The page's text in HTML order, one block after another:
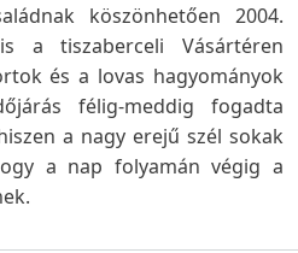
köszönhetően 2004.
a tiszaberceli Vásártéren
és a lovas hagyományok
félig-meddig fogadta
a nagy erejű szél sokak
a nap folyamán végig a